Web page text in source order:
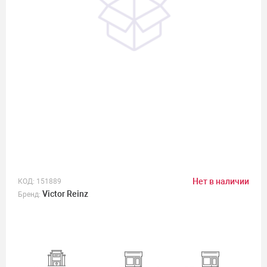
КОД: 151889 Нет в наличии
Бренд: Victor Reinz